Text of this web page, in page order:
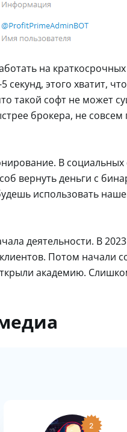
на
этого хватит,
такой софт не может
брокера, не совсем
В социальных
вернуть деньги с
использовать
деятельности. В
Потом начали
академию.
2